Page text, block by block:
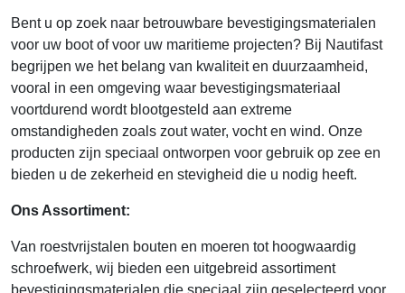
Bent u op zoek naar betrouwbare bevestigingsmaterialen
voor uw boot of voor uw maritieme projecten? Bij Nautifast
begrijpen we het belang van kwaliteit en duurzaamheid,
vooral in een omgeving waar bevestigingsmateriaal
voortdurend wordt blootgesteld aan extreme
omstandigheden zoals zout water, vocht en wind. Onze
producten zijn speciaal ontworpen voor gebruik op zee en
bieden u de zekerheid en stevigheid die u nodig heeft.
Ons Assortiment:
Van roestvrijstalen bouten en moeren tot hoogwaardig
schroefwerk, wij bieden een uitgebreid assortiment
bevestigingsmaterialen die speciaal zijn geselecteerd voor